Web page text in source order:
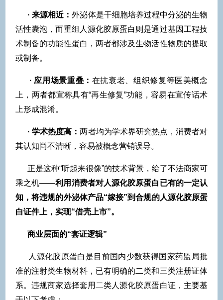
· 来源相近：外泌体是干细胞培养过程中分泌的生物
活性囊泡，而重组人源化胶原蛋白则是通过基因工程技
术制备的功能性蛋白，两者都涉及生物活性物质的提取
或制备。
· 应用场景重叠： 在抗衰老、组织修复等医美概念
上，两者都宣称具有“再生修复”功能，容易在宣传话术
上形成混淆。
·学术热度高：两者均为学术界研究热点，消费者对
其认知尚不清晰，容易被概念营销误导。
正是这种“听起来很像”的技术背景，给了不法商家可
乘之机——利用消费者对人源化胶原蛋白已有的一定认
知，将违规的外泌体产品“嫁接”到合规的人源化胶原蛋
白证件上，实现“借壳上市”。
商业层面的“套证逻辑”
人源化胶原蛋白是目前国内少数获得国家药监局批
准的注射类生物材料，已有明确的二类和三类注册证体
系。违规商家选择套用二类人源化胶原蛋白证，主要基